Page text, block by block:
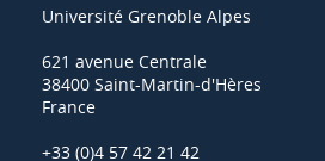
Université Grenoble Alpes
621 avenue Centrale
38400 Saint-Martin-d'Hères
France
+33 (0)4 57 42 21 42